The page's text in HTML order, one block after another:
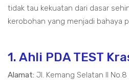
tidak tau kekuatan dari dasar
kerobohan yang menjadi bahaya
1. Ahli PDA TEST
Alamat: Jl. Kemang Selatan II No.8